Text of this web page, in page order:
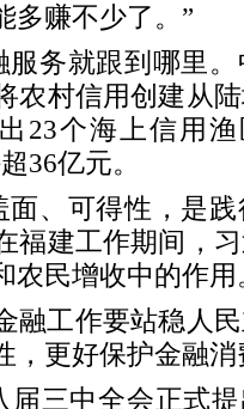
多赚不少了。”
服务就跟到哪里
农村信用创建从
23个海上信用
36亿元。
面、可得性，是
福建工作期间，
农民增收中的作用
融工作要站稳人
，更好保护金融消
届三中全会正式